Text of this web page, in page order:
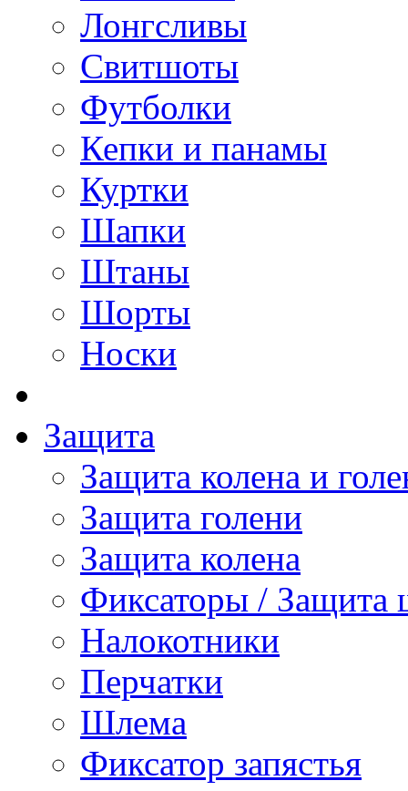
Лонгсливы
Свитшоты
Футболки
Кепки и панамы
Куртки
Шапки
Штаны
Шорты
Носки
Защита
Защита колена и
Защита голени
Защита колена
Фиксаторы / Защита
Налокотники
Перчатки
Шлема
Фиксатор запястья